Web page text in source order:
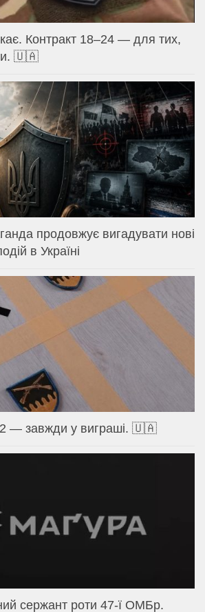
Контракт 18–24 — для тих,
🇺🇦
продовжує вигадувати нові
в Україні
— завжди у виграші. 🇺🇦
сержант роти 47-ї ОМБр.